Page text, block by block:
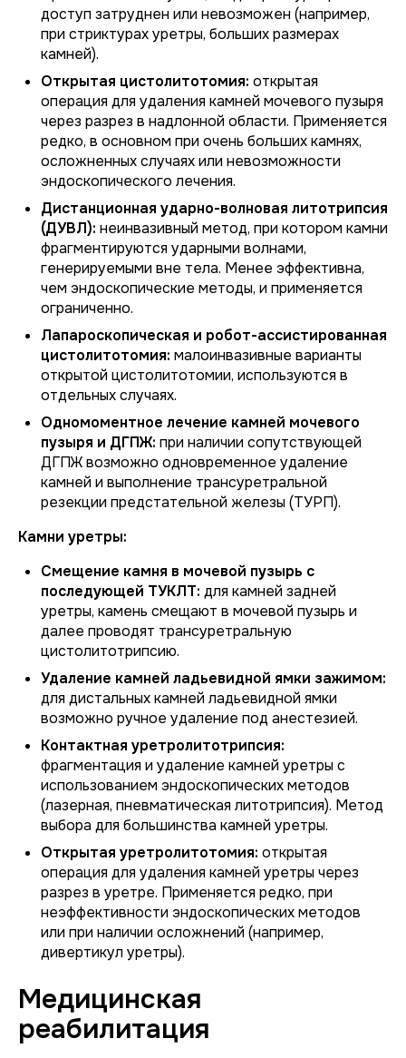
доступ затруднен или невозможен (например,
при стриктурах уретры, больших размерах
камней).
Открытая цистолитотомия: открытая
операция для удаления камней мочевого пузыря
через разрез в надлонной области. Применяется
редко, в основном при очень больших камнях,
осложненных случаях или невозможности
эндоскопического лечения.
Дистанционная ударно-волновая литотрипсия
(ДУВЛ): неинвазивный метод, при котором камни
фрагментируются ударными волнами,
генерируемыми вне тела. Менее эффективна,
чем эндоскопические методы, и применяется
ограниченно.
Лапароскопическая и робот-ассистированная
цистолитотомия: малоинвазивные варианты
открытой цистолитотомии, используются в
отдельных случаях.
Одномоментное лечение камней мочевого
пузыря и ДГПЖ: при наличии сопутствующей
ДГПЖ возможно одновременное удаление
камней и выполнение трансуретральной
резекции предстательной железы (ТУРП).
Камни уретры:
Смещение камня в мочевой пузырь с
последующей ТУКЛТ: для камней задней
уретры, камень смещают в мочевой пузырь и
далее проводят трансуретральную
цистолитотрипсию.
Удаление камней ладьевидной ямки зажимом:
для дистальных камней ладьевидной ямки
возможно ручное удаление под анестезией.
Контактная уретролитотрипсия:
фрагментация и удаление камней уретры с
использованием эндоскопических методов
(лазерная, пневматическая литотрипсия). Метод
выбора для большинства камней уретры.
Открытая уретролитотомия: открытая
операция для удаления камней уретры через
разрез в уретре. Применяется редко, при
неэффективности эндоскопических методов
или при наличии осложнений (например,
дивертикул уретры).
Медицинская
реабилитация